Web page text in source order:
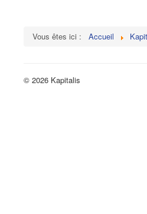
Vous êtes ici : Accueil
© 2026 Kapitalis